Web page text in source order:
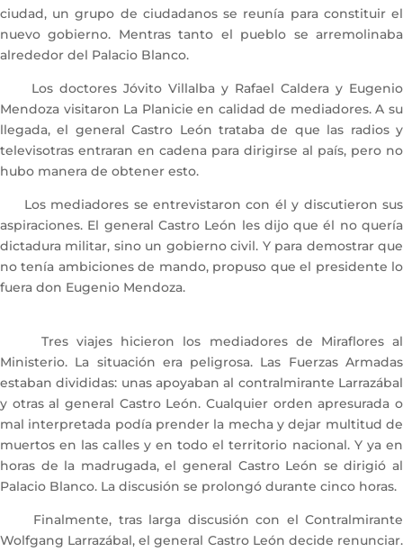
ciudad, un grupo de ciudadanos se reunía para constituir el
nuevo gobierno. Mentras tanto el pueblo se arremolinaba
alrededor del Palacio Blanco.
Los doctores Jóvito Villalba y Rafael Caldera y Eugenio
Mendoza visitaron La Planicie en calidad de mediadores. A su
llegada, el general Castro León trataba de que las radios y
televisotras entraran en cadena para dirigirse al país, pero no
hubo manera de obtener esto.
Los mediadores se entrevistaron con él y discutieron sus
aspiraciones. El general Castro León les dijo que él no quería
dictadura militar, sino un gobierno civil. Y para demostrar que
no tenía ambiciones de mando, propuso que el presidente lo
fuera don Eugenio Mendoza.
Tres viajes hicieron los mediadores de Miraflores al
Ministerio. La situación era peligrosa. Las Fuerzas Armadas
estaban divididas: unas apoyaban al contralmirante Larrazábal
y otras al general Castro León. Cualquier orden apresurada o
mal interpretada podía prender la mecha y dejar multitud de
muertos en las calles y en todo el territorio nacional. Y ya en
horas de la madrugada, el general Castro León se dirigió al
Palacio Blanco. La discusión se prolongó durante cinco horas.
Finalmente, tras larga discusión con el Contralmirante
Wolfgang Larrazábal, el general Castro León decide renunciar.